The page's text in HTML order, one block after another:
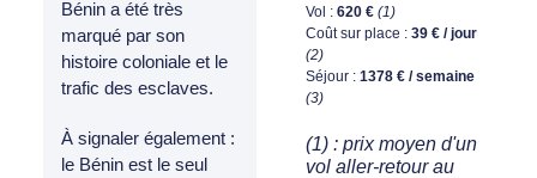
Bénin a été très
marqué par son
histoire coloniale et le
trafic des esclaves.
À signaler également :
le Bénin est le seul
Vol : 620 € (1)
Coût sur place : 39 € / jour
(2)
Séjour : 1378 € / semaine
(3)
(1) : prix moyen d'un
vol aller-retour au